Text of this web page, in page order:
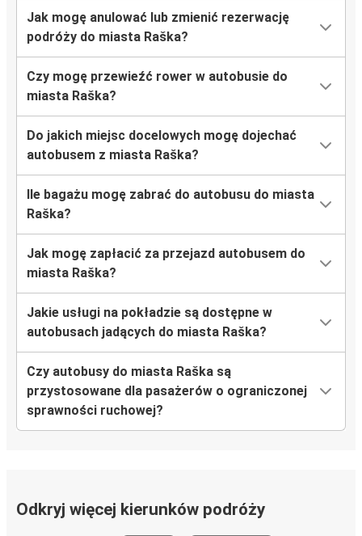
Jak mogę anulować lub zmienić rezerwację
podróży do miasta Raška?
Czy mogę przewieźć rower w autobusie do
miasta Raška?
Do jakich miejsc docelowych mogę dojechać
autobusem z miasta Raška?
Ile bagażu mogę zabrać do autobusu do miasta
Raška?
Jak mogę zapłacić za przejazd autobusem do
miasta Raška?
Jakie usługi na pokładzie są dostępne w
autobusach jadących do miasta Raška?
Czy autobusy do miasta Raška są
przystosowane dla pasażerów o ograniczonej
sprawności ruchowej?
Odkryj więcej kierunków podróży